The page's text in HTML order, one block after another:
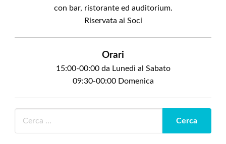
con bar, ristorante ed auditorium.
Riservata ai Soci
Orari
15:00-00:00 da Lunedì al Sabato
09:30-00:00 Domenica